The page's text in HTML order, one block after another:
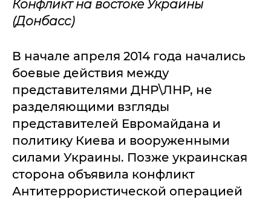
Конфликт на востоке Украины
(Донбасс)
В начале апреля 2014 года начались
боевые действия между
представителями ДНР\ЛНР, не
разделяющими взгляды
представителей Евромайдана и
политику Киева и вооруженными
силами Украины. Позже украинская
сторона объявила конфликт
Антитеррористической операцией